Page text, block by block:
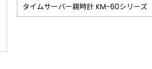
タイムサーバー親時計 KM-60シリーズ